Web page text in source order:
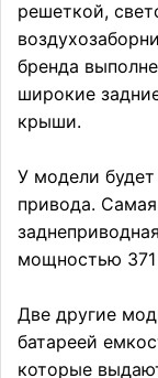
решеткой,
бренда
широкие
крыши.
У модели
привода.
мощностью
Две другие
батареей
которые